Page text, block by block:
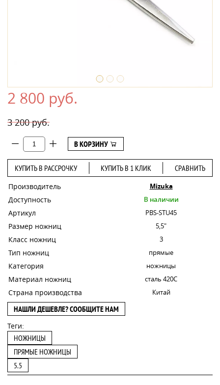
2 800 руб.
3 200 руб.
В КОРЗИНУ
КУПИТЬ В РАССРОЧКУ КУПИТЬ В 1 КЛИК СРАВНИТЬ
Производитель Mizuka
Доступность В наличии
Артикул PBS-STU45
Размер ножниц 5,5"
Класс ножниц 3
Тип ножниц прямые
Категория ножницы
Материал ножниц сталь 420С
Страна производства Китай
НАШЛИ ДЕШЕВЛЕ? СООБЩИТЕ НАМ
Теги:
НОЖНИЦЫ
ПРЯМЫЕ НОЖНИЦЫ
5.5